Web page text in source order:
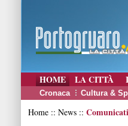
HOME LA CITTÀ
Cronaca Cultura &
Home :: News ::